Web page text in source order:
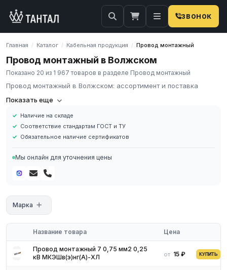
ЗВОНОК
Главная / Каталог / Кабельная продукция / Провод монтажный
Провод монтажный в Волжском
Показано 20 из 1 967 товаров в разделе Провод монтажный
Провод монтажный в Волжском: ассортимент и поставка
Компания «Тантал» предлагает Провод монтажный в России.
металлопроката и промышленных материалов по всей России.
В нашем каталоге представлен широкий ассортимент Провод
монтажный различных марок, размеров и типов. Все изделия
качества.
Наличие на складе в России
Обязательное наличие сертификатов
Доставка по региону
Для получения актуальных цен и наличия на складе свяжитесь
с нашими менеджерами. Мы предложим оптимальные условия
поставки и доставки.
Показать еще
Наличие на складе
Соответствие стандартам ГОСТ и ТУ
Обязательное наличие сертификатов
Мы онлайн для уточнения цены
Марка
Название товара Цена
Провод монтажный 7 0,75 мм2 0,25
кВ МКЭШв(э)нг(A)-ХЛ
от 15 ₽ КУПИТЬ